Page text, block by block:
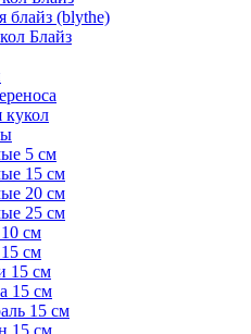
блайз (blythe)
Блайз
кукол
5 см
15 см
20 см
25 см
см
см
15 см
15 см
15 см
15 см